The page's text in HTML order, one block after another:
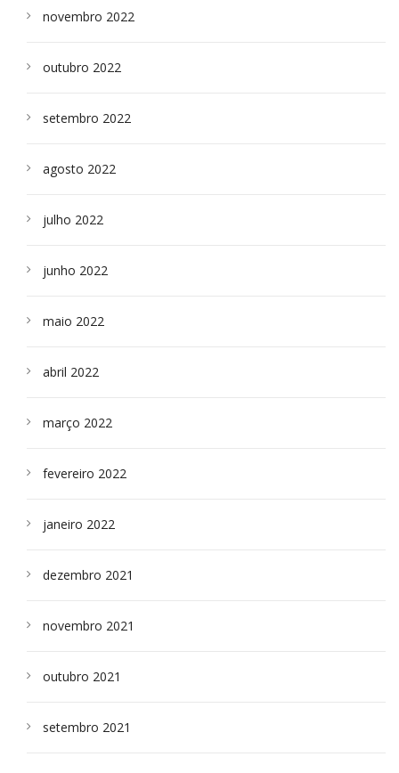
novembro 2022
outubro 2022
setembro 2022
agosto 2022
julho 2022
junho 2022
maio 2022
abril 2022
março 2022
fevereiro 2022
janeiro 2022
dezembro 2021
novembro 2021
outubro 2021
setembro 2021